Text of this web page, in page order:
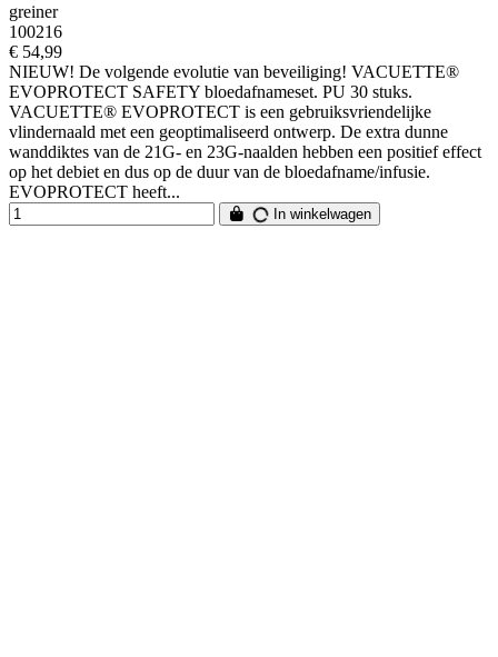
greiner
100216
€ 54,99
NIEUW! De volgende evolutie van beveiliging! VACUETTE®
EVOPROTECT SAFETY bloedafnameset. PU 30 stuks.
VACUETTE® EVOPROTECT is een gebruiksvriendelijke
vlindernaald met een geoptimaliseerd ontwerp. De extra dunne
wanddiktes van de 21G- en 23G-naalden hebben een positief effect
op het debiet en dus op de duur van de bloedafname/infusie.
EVOPROTECT heeft...
In winkelwagen